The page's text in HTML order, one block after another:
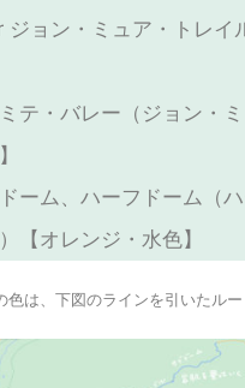
ジョン・ミュア・トレイ
テ・バレー（ジョン・
ーム、ハーフドーム（
【オレンジ・水色】
は、下図のラインを引いたルー